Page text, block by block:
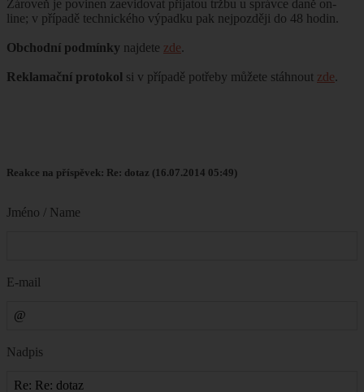
Zároveň je povinen zaevidovat přijatou tržbu u správce daně on-
line; v případě technického výpadku pak nejpozději do 48 hodin.
Obchodní podmínky najdete zde.
Reklamační protokol si v případě potřeby můžete stáhnout zde.
Reakce na příspěvek: Re: dotaz (16.07.2014 05:49)
Jméno / Name
E-mail
Nadpis